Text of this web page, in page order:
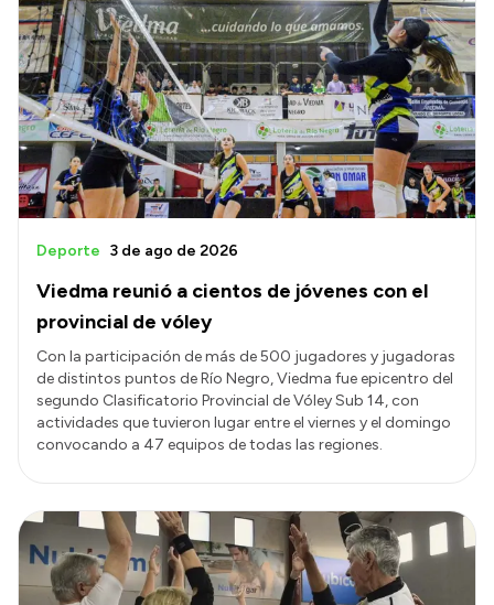
Viedma reunió a cientos de jóvenes con el
provincial de vóley
Deporte 3 de ago de 2026
Con la participación de más de 500 jugadores y jugadoras
de distintos puntos de Río Negro, Viedma fue epicentro del
segundo Clasificatorio Provincial de Vóley Sub 14, con
actividades que tuvieron lugar entre el viernes y el domingo
convocando a 47 equipos de todas las regiones.